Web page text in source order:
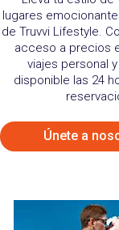
lugares
de Truvvi Lifestyle.
acceso a precios
viajes personal
disponible las 24
Únete a